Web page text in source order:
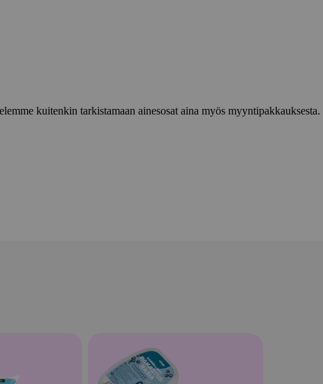
kuitenkin tarkistamaan ainesosat aina myös myyntipakkauksesta.